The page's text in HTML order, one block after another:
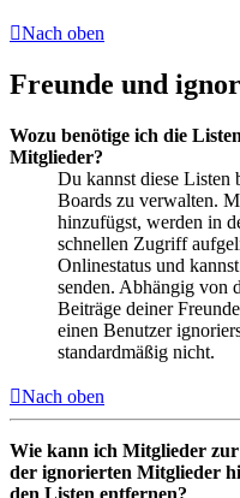
Nach oben
Freunde und
Wozu benötige ich die
Mitglieder?
Du kannst diese Listen
Boards zu verwalten.
hinzufügst, werden in
schnellen Zugriff
Onlinestatus und
senden. Abhängig von
Beiträge deiner
einen Benutzer
standardmäßig nicht.
Nach oben
Wie kann ich Mitglieder
der ignorierten Mitglieder